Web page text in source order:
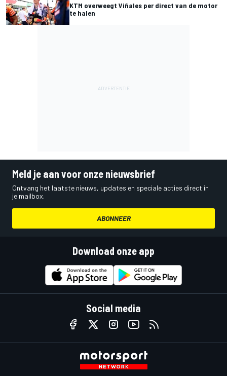
KTM overweegt Viñales per direct van de motor
te halen
Meld je aan voor onze nieuwsbrief
Ontvang het laatste nieuws, updates en speciale acties direct in
je mailbox.
ABONNEER
Download onze app
Social media